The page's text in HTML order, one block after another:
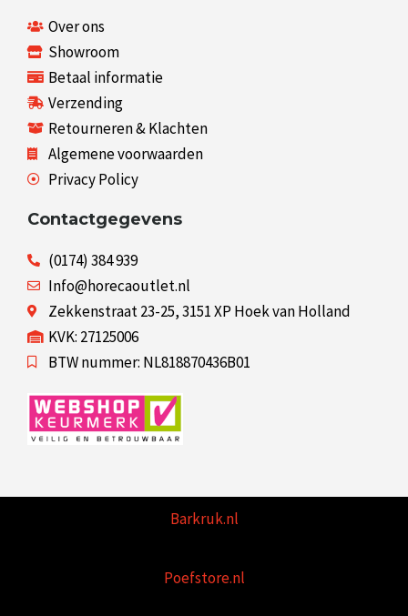
Over ons
Showroom
Betaal informatie
Verzending
Retourneren & Klachten
Algemene voorwaarden
Privacy Policy
Contactgegevens
(0174) 384 939
Info@horecaoutlet.nl
Zekkenstraat 23-25, 3151 XP Hoek van Holland
KVK: 27125006
BTW nummer: NL818870436B01
Barkruk.nl
Poefstore.nl